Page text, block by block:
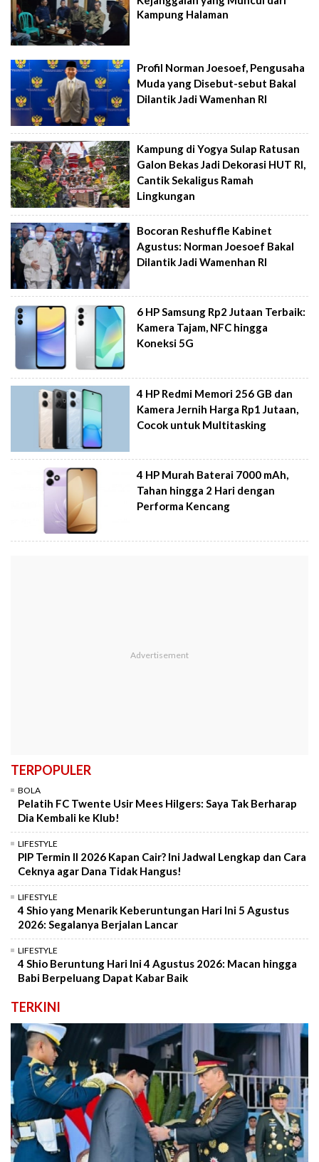
Kampung Halaman
Profil Norman Joesoef, Pengusaha
Muda yang Disebut-sebut Bakal
Dilantik Jadi Wamenhan RI
Kampung di Yogya Sulap Ratusan
Galon Bekas Jadi Dekorasi HUT RI,
Cantik Sekaligus Ramah
Lingkungan
Bocoran Reshuffle Kabinet
Agustus: Norman Joesoef Bakal
Dilantik Jadi Wamenhan RI
6 HP Samsung Rp2 Jutaan Terbaik:
Kamera Tajam, NFC hingga
Koneksi 5G
4 HP Redmi Memori 256 GB dan
Kamera Jernih Harga Rp1 Jutaan,
Cocok untuk Multitasking
4 HP Murah Baterai 7000 mAh,
Tahan hingga 2 Hari dengan
Performa Kencang
TERPOPULER
BOLA
Pelatih FC Twente Usir Mees Hilgers: Saya Tak Berharap
Dia Kembali ke Klub!
LIFESTYLE
PIP Termin II 2026 Kapan Cair? Ini Jadwal Lengkap dan Cara
Ceknya agar Dana Tidak Hangus!
LIFESTYLE
4 Shio yang Menarik Keberuntungan Hari Ini 5 Agustus
2026: Segalanya Berjalan Lancar
LIFESTYLE
4 Shio Beruntung Hari Ini 4 Agustus 2026: Macan hingga
Babi Berpeluang Dapat Kabar Baik
TERKINI